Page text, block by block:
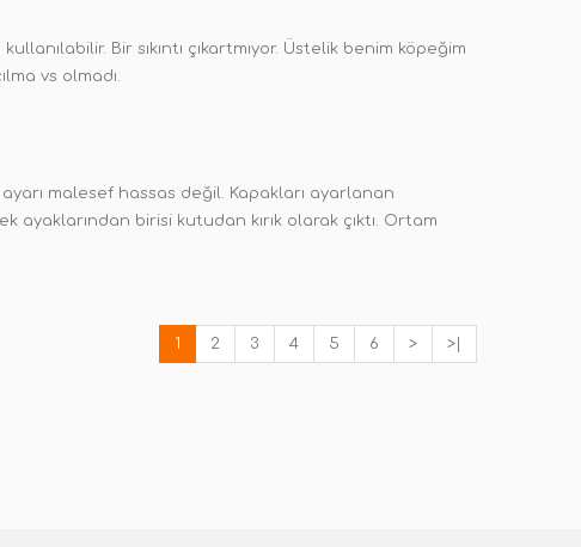
Bir sıkıntı çıkartmıyor. Üstelik benim köpeğim
vs olmadı.
malesef hassas değil. Kapakları ayarlanan
ayaklarından birisi kutudan kırık olarak çıktı. Ortam
1 2 3 4 5 6 > >|